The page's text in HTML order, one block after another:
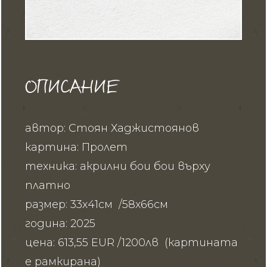
ОПИСАНИЕ
автор: Стоян Хаджистоянов
картина: Пролет
техника: акрилни бои бои върху
платно
размер: 33х41см /58х66см
година: 2025
цена: 613,55 EUR /1200лв (картината
е рамкирана)